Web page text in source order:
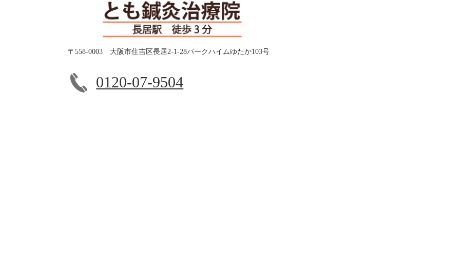
〒558-0003 大阪市住吉区長居2-1-28パークハイムゆたか103号
0120-07-9504